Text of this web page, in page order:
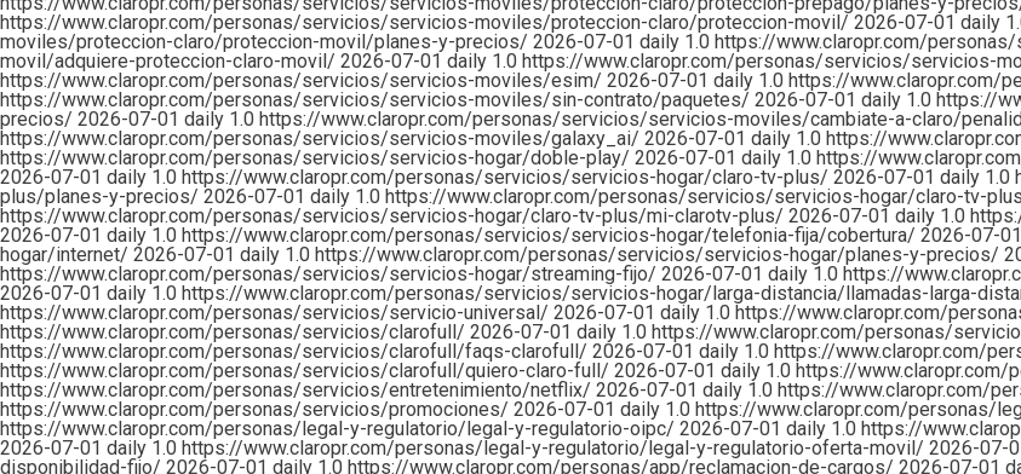
https://www.claropr.com/personas/servicios/servicios-moviles/proteccion-claro/proteccion-movil/ 2026-07-01 daily
moviles/proteccion-claro/proteccion-movil/planes-y-precios/ 2026-07-01 daily 1.0 https://www.claropr.com/
movil/adquiere-proteccion-claro-movil/ 2026-07-01 daily 1.0 https://www.claropr.com/personas/servicios/servicios-
https://www.claropr.com/personas/servicios/servicios-moviles/esim/ 2026-07-01 daily 1.0 https://www.claropr.com/
https://www.claropr.com/personas/servicios/servicios-moviles/sin-contrato/paquetes/ 2026-07-01 daily 1.0 https://
precios/ 2026-07-01 daily 1.0 https://www.claropr.com/personas/servicios/servicios-moviles/cambiate-a-claro/
https://www.claropr.com/personas/servicios/servicios-moviles/galaxy_ai/ 2026-07-01 daily 1.0 https://
https://www.claropr.com/personas/servicios/servicios-hogar/doble-play/ 2026-07-01 daily 1.0 https://
2026-07-01 daily 1.0 https://www.claropr.com/personas/servicios/servicios-hogar/claro-tv-plus/ 2026-07-01 daily 1.0
plus/planes-y-precios/ 2026-07-01 daily 1.0 https://www.claropr.com/personas/servicios/servicios-hogar/claro-tv-
https://www.claropr.com/personas/servicios/servicios-hogar/claro-tv-plus/mi-clarotv-plus/ 2026-07-01 daily 1.0
2026-07-01 daily 1.0 https://www.claropr.com/personas/servicios/servicios-hogar/telefonia-fija/cobertura/ 2026-07-01
hogar/internet/ 2026-07-01 daily 1.0 https://www.claropr.com/personas/servicios/servicios-hogar/planes-y-precios/
https://www.claropr.com/personas/servicios/servicios-hogar/streaming-fijo/ 2026-07-01 daily 1.0 https://
2026-07-01 daily 1.0 https://www.claropr.com/personas/servicios/servicios-hogar/larga-distancia/llamadas-larga-
https://www.claropr.com/personas/servicios/servicio-universal/ 2026-07-01 daily 1.0 https://www.claropr.com/
https://www.claropr.com/personas/servicios/clarofull/ 2026-07-01 daily 1.0 https://www.claropr.com/personas/
https://www.claropr.com/personas/servicios/clarofull/faqs-clarofull/ 2026-07-01 daily 1.0 https://www.claropr.com/
https://www.claropr.com/personas/servicios/clarofull/quiero-claro-full/ 2026-07-01 daily 1.0 https://
https://www.claropr.com/personas/servicios/entretenimiento/netflix/ 2026-07-01 daily 1.0 https://www.claropr.com/
https://www.claropr.com/personas/servicios/promociones/ 2026-07-01 daily 1.0 https://www.claropr.com/personas/
https://www.claropr.com/personas/legal-y-regulatorio/legal-y-regulatorio-oipc/ 2026-07-01 daily 1.0 https://
2026-07-01 daily 1.0 https://www.claropr.com/personas/legal-y-regulatorio/legal-y-regulatorio-oferta-movil/ 2026-07-
disponibilidad-fijo/ 2026-07-01 daily 1.0 https://www.claropr.com/personas/app/reclamacion-de-cargos/ 2026-07-01